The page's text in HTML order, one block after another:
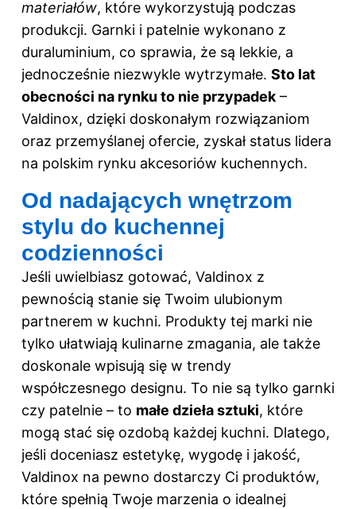
materiałów, które wykorzystują podczas
produkcji. Garnki i patelnie wykonano z
duraluminium, co sprawia, że są lekkie, a
jednocześnie niezwykle wytrzymałe. Sto lat
obecności na rynku to nie przypadek–
Valdinox, dzięki doskonałym rozwiązaniom
oraz przemyślanej ofercie, zyskał status lidera
na polskim rynku akcesoriów kuchennych.
Od nadających wnętrzom
stylu do kuchennej
codzienności
Jeśli uwielbiasz gotować, Valdinox z
pewnością stanie się Twoim ulubionym
partnerem w kuchni. Produkty tej marki nie
tylko ułatwiają kulinarne zmagania, ale także
doskonale wpisują się w trendy
współczesnego designu. To nie są tylko garnki
czy patelnie – to małe dzieła sztuki, które
mogą stać się ozdobą każdej kuchni. Dlatego,
jeśli doceniasz estetykę, wygodę i jakość,
Valdinox na pewno dostarczy Ci produktów,
które spełnią Twoje marzenia o idealnej